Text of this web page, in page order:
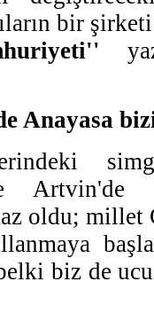
bir şirketi
Anayasa
Artvin'de
oldu;
biz de